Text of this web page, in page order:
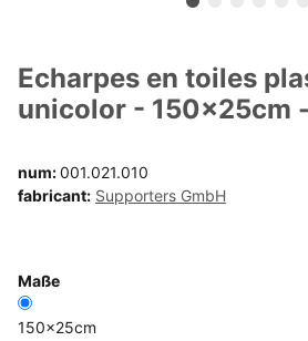
Echarpes en toiles
unicolor - 150x25cm
num:001.021.010
fabricant: Supporters GmbH
Maße
150x25cm